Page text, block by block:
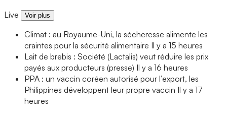
Live Voir plus
Climat : au Royaume-Uni, la sécheresse alimente les
craintes pour la sécurité alimentaire Il y a 15 heures
Lait de brebis : Société (Lactalis) veut réduire les prix
payés aux producteurs (presse) Il y a 16 heures
PPA : un vaccin coréen autorisé pour l’export, les
Philippines développent leur propre vaccin Il y a 17
heures